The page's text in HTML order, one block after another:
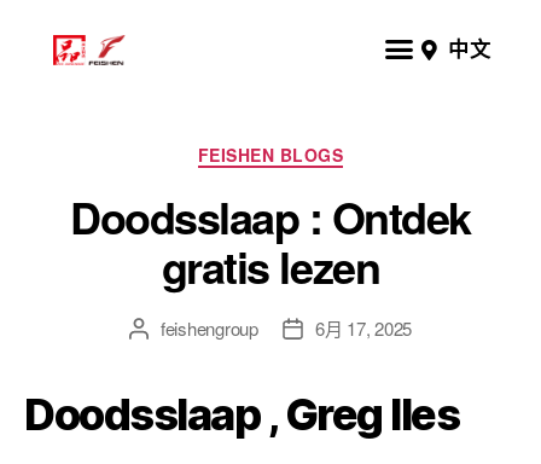
中文
FEISHEN BLOGS
Doodsslaap : Ontdek
gratis lezen
feishengroup 6月 17, 2025
Doodsslaap , Greg Iles